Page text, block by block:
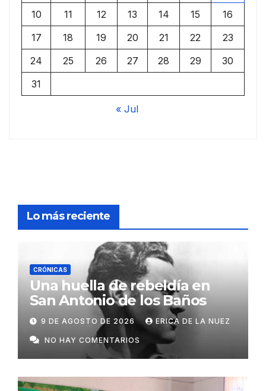
10
11 12 13 14 15
16
17
18 19 20 21 22
23
24
25 26 27 28 29
30
31
« Jul
Lo más reciente
CRÓNICAS
Una huella de rebeldía en
San Antonio de los Baños
9 DE AGOSTO DE 2026 ERICA DE LA NUEZ
NO HAY COMENTARIOS